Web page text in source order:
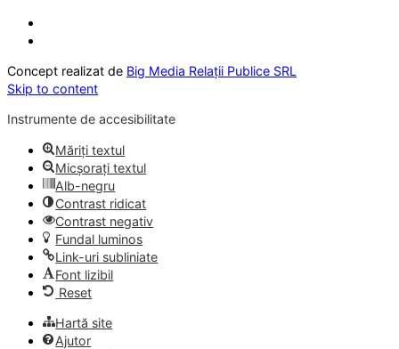
Concept realizat de Big Media Relații Publice SRL
Skip to content
Instrumente de accesibilitate
Măriți textul
Micșorați textul
Alb-negru
Contrast ridicat
Contrast negativ
Fundal luminos
Link-uri subliniate
Font lizibil
Reset
Hartă site
Ajutor